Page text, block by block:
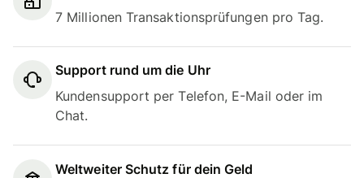
7 Millionen Transaktionsprüfungen pro Tag.
Support rund um die Uhr
Kundensupport per Telefon, E-Mail oder im
Chat.
Weltweiter Schutz für dein Geld